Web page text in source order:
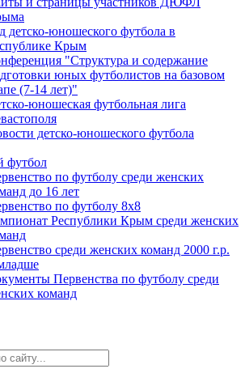
детско-юношеского футбола в
Крым
"Структура и содержание
юных футболистов на базовом
(7-14 лет)"
юношеская футбольная лига
детско-юношеского футбола
футбол
по футболу среди женских
до 16 лет
по футболу 8х8
Республики Крым среди женских
среди женских команд 2000 г.р.
Первенства по футболу среди
команд